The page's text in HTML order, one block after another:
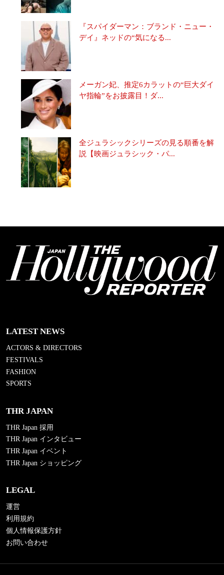
『スパイダーマン：ブランド・ニュー・
デイ』ネッドの“気になる...
メーガン妃、推定6カラットの“巨大ダイ
ヤ指輪”をお披露目！ダ...
全ジュラシックシリーズの見る順番を解
説【映画ジュラシック・パ...
LATEST NEWS
ACTORS & DIRECTORS
FESTIVALS
FASHION
SPORTS
THR JAPAN
THR Japan 採用
THR Japan インタビュー
THR Japan イベント
THR Japan ショッピング
LEGAL
運営
利用規約
個人情報保護方針
お問い合わせ